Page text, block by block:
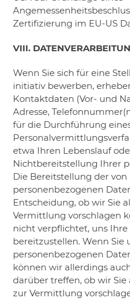
Zertifizierung im EU-US
VIII.
Wenn Sie sich für eine
initiativ bewerben,
Kontaktdaten (Vor- und
Adresse,
für die Durchführung
etwa Ihren Lebenslauf
Nichtbereitstellung Ihrer
Die Bereitstellung der
personenbezogenen
Entscheidung, ob wir Sie
Vermittlung vorschlagen
nicht verpflichtet, uns
bereitzustellen. Wenn Sie
personenbezogenen
können wir allerdings
darüber treffen, ob wir
zur Vermittlung